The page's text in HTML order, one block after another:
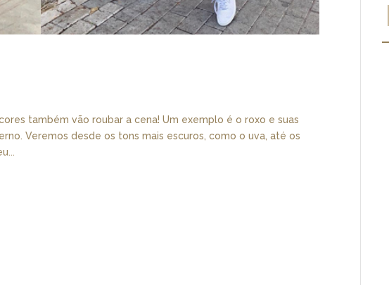
também vão roubar a cena! Um exemplo é o roxo e suas
Veremos desde os tons mais escuros, como o uva, até os